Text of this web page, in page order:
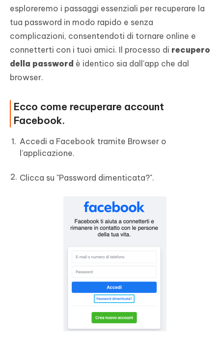
esploreremo i passaggi essenziali per recuperare la
tua password in modo rapido e senza
complicazioni, consentendoti di tornare online e
connetterti con i tuoi amici. Il processo di recupero
della password è identico sia dall'app che dal
browser.
Ecco come recuperare account
Facebook.
Accedi a Facebook tramite Browser o
l’applicazione.
Clicca su "Password dimenticata?".